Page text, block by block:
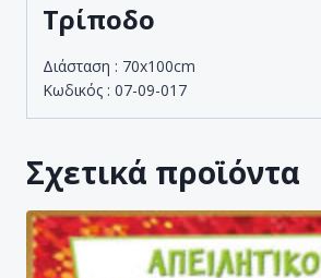
Τρίποδο
Διάσταση : 70x100cm
Κωδικός : 07-09-017
Σχετικά προϊόντα